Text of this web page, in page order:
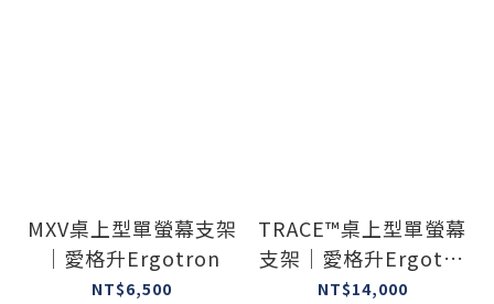
MXV桌上型單螢幕支架
｜愛格升Ergotron
NT$6,500
TRACE™桌上型單螢幕
支架｜愛格升Ergotro
n
NT$14,000